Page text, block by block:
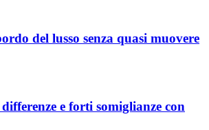
del lusso senza quasi muovere
e forti somiglianze con